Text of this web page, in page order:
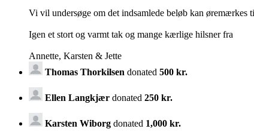
Vi vil undersøge om det indsamlede beløb kan øremærkes
Igen et stort og varmt tak og mange kærlige hilsner fra
Annette, Karsten & Jette
Thomas Thorkilsen donated 500 kr.
Ellen Langkjær donated 250 kr.
Karsten Wiborg donated 1,000 kr.